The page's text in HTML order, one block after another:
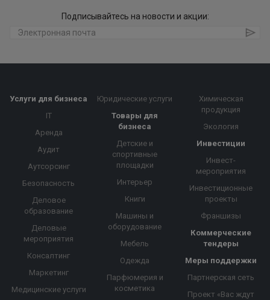
Подписывайтесь на новости и акции:
Услуги для бизнеса
IT
Аренда
Аудит
Аутсорсинг
Безопасность
Деловое
образование
Деловые
мероприятия
Консалтинг
Маркетинг
Медицинские услуги
Юридические услуги
Товары для
бизнеса
Детские и
спортивные
площадки
Интерьер
Книги
Машины и
оборудование
Мебель
Одежда
Парфюмерия и
косметика
Химическая
продукция
Экология
Инвестиции
Инвест-
мероприятия
Инвестиционные
проекты
Франшизы
Коммерческие
тендеры
Меры поддержки
Партнерская сеть
Проект «Вас ждут